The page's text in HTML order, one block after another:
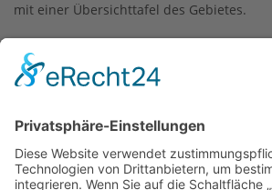
mit einer Übersichttafel des Gebietes.